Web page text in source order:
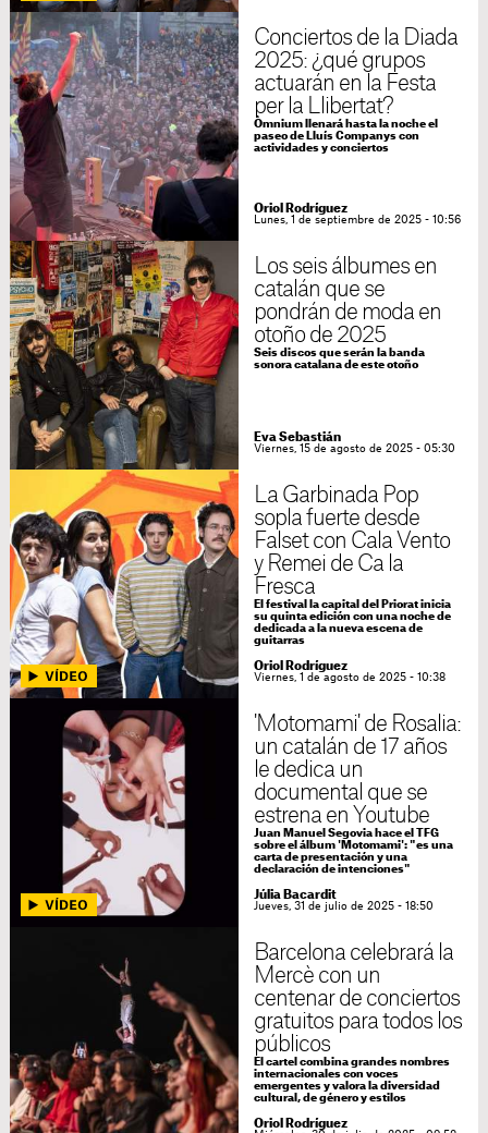
Conciertos de la Diada
2025: ¿qué grupos
actuarán en la Festa
per la Llibertat?
Òmnium llenará hasta la noche el
paseo de Lluís Companys con
actividades y conciertos
Oriol Rodríguez
Lunes, 1 de septiembre de 2025 - 10:56
Los seis álbumes en
catalán que se
pondrán de moda en
otoño de 2025
Seis discos que serán la banda
sonora catalana de este otoño
Eva Sebastián
Viernes, 15 de agosto de 2025 - 05:30
La Garbinada Pop
sopla fuerte desde
Falset con Cala Vento
y Remei de Ca la
Fresca
El festival la capital del Priorat inicia
su quinta edición con una noche de
dedicada a la nueva escena de
guitarras
Oriol Rodríguez
Viernes, 1 de agosto de 2025 - 10:38
'Motomami' de Rosalia:
un catalán de 17 años
le dedica un
documental que se
estrena en Youtube
Juan Manuel Segovia hace el TFG
sobre el álbum 'Motomami': "es una
carta de presentación y una
declaración de intenciones"
Júlia Bacardit
Jueves, 31 de julio de 2025 - 18:50
Barcelona celebrará la
Mercè con un
centenar de conciertos
gratuitos para todos los
públicos
El cartel combina grandes nombres
internacionales con voces
emergentes y valora la diversidad
cultural, de género y estilos
Oriol Rodríguez